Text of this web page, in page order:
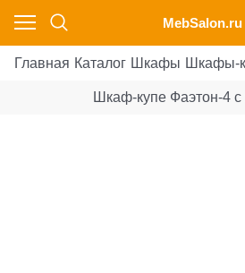
MebSalon.ru
Главная Каталог Шкафы Шкафы-
Шкаф-купе Фаэтон-4 с